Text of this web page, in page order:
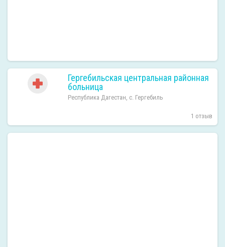
Гергебильская центральная районная
больница
Республика Дагестан, с. Гергебиль
1 отзыв